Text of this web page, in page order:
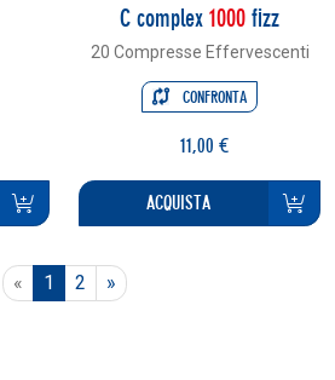
C complex 1000 fizz
20 Compresse Effervescenti
CONFRONTA
11,00 €
ACQUISTA
«Previous
1 2 »Next